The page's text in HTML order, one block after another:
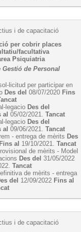
i de capacitació
per cobrir places
facultativa
Psiquiatria
de Personal
licitud per participar en
Des del 08/07/2020 Fins
legacio Des del
al 05/02/2021. Tancat
legacio Des del
al 09/06/2021. Tancat
- entrega de mèrits Des
Fins al 19/10/2021. Tancat
de mèrits - Model
Des del 31/05/2022
Tancat
de mèrits - entrega
del 12/09/2022 Fins al
i de capacitació